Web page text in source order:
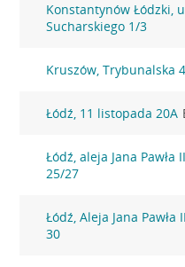
Konstantynów Łódzki,
Sucharskiego 1/3
Kruszów, Trybunalska 4
Łódź, 11 listopada 20A
Łódź, aleja Jana Pawła II
25/27
Łódź, Aleja Jana Pawła II
30